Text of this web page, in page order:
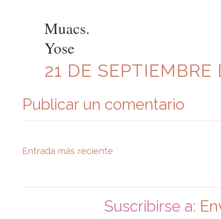
Muacs.
Yose
21 DE
Publicar un comentario
Entrada más reciente
Suscribirse a: